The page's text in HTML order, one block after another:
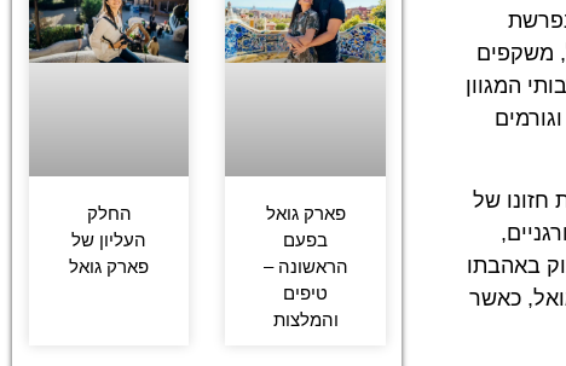
משקפים
המגוון
חזונו של
באהבתו
כאשר
פארק גואל
בפעם
הראשונה –
טיפים
והמלצות
החלק
העליון של
פארק גואל